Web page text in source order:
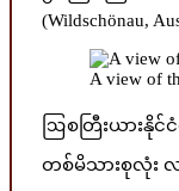
(Wildschönau,
A view of
ဩစတြီးယားနိုင်ငံ
တစ်မိသားစုလုံး